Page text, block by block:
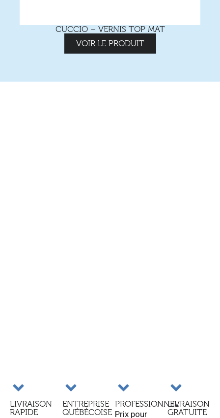
CUCCIO – VERNIS TOP MAT
VOIR LE PRODUIT
LIVRAISON
RAPIDE
ENTREPRISE
QUÉBÉCOISE
PROFESSIONNEL
Prix pour
LIVRAISON
GRATUITE